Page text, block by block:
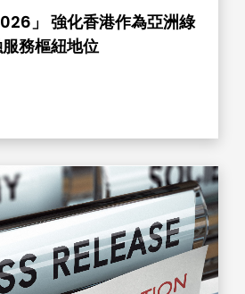
」 強化香港作為亞洲綠
務樞紐地位